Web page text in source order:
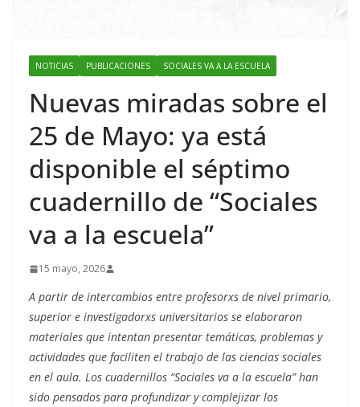
NOTICIAS PUBLICACIONES SOCIALES VA A LA ESCUELA
Nuevas miradas sobre el
25 de Mayo: ya está
disponible el séptimo
cuadernillo de “Sociales
va a la escuela”
15 mayo, 2026
A partir de intercambios entre profesorxs de nivel primario,
superior e investigadorxs universitarios se elaboraron
materiales que intentan presentar temáticas, problemas y
actividades que faciliten el trabajo de las ciencias sociales
en el aula. Los cuadernillos “Sociales va a la escuela” han
sido pensados para profundizar y complejizar los